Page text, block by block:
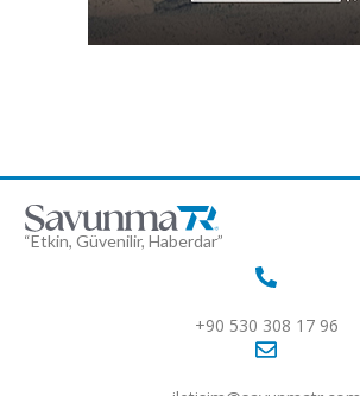
“Etkin, Güvenilir, Haberdar”
+90 530 308 17 96